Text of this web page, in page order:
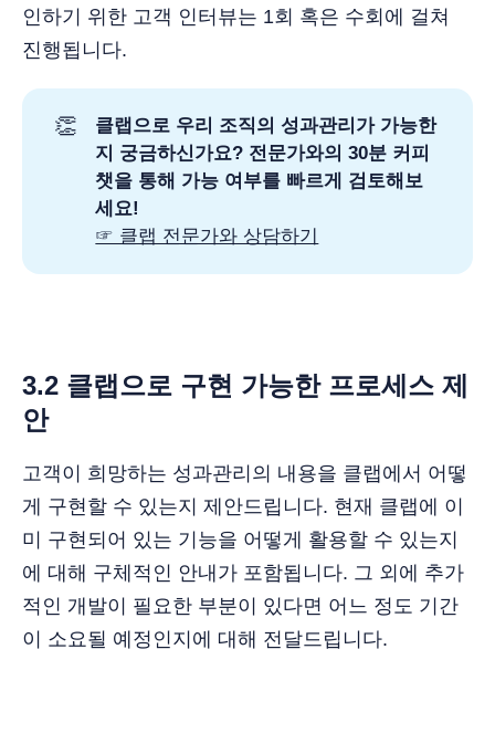
인하기 위한 고객 인터뷰는 1회 혹은 수회에 걸쳐
진행됩니다.
👏
클랩으로 우리 조직의 성과관리가 가능한
지 궁금하신가요? 전문가와의 30분 커피
챗을 통해 가능 여부를 빠르게 검토해보
세요!
☞ 클랩 전문가와 상담하기
3.2 클랩으로 구현 가능한 프로세스 제
안
고객이 희망하는 성과관리의 내용을 클랩에서 어떻
게 구현할 수 있는지 제안드립니다. 현재 클랩에 이
미 구현되어 있는 기능을 어떻게 활용할 수 있는지
에 대해 구체적인 안내가 포함됩니다. 그 외에 추가
적인 개발이 필요한 부분이 있다면 어느 정도 기간
이 소요될 예정인지에 대해 전달드립니다.